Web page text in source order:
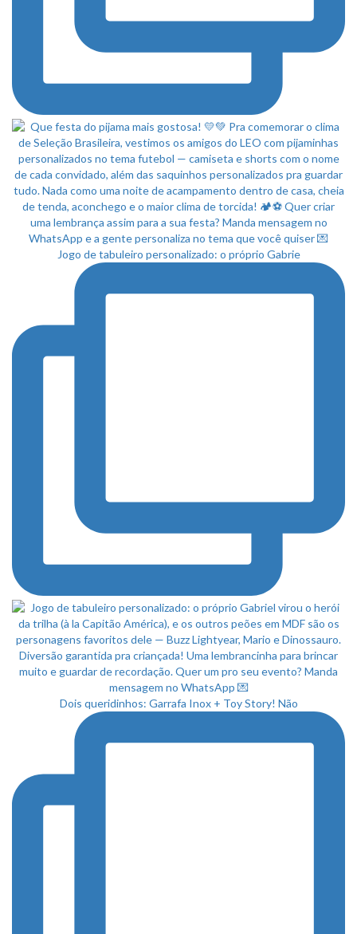
Jogo de tabuleiro personalizado: o próprio Gabrie
Dois queridinhos: Garrafa Inox + Toy Story! Não